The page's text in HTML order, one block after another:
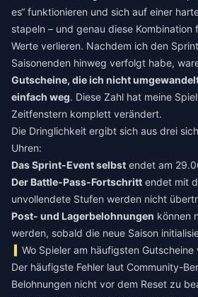
es“ funktionieren und sich auf einer
stapeln – und genau diese
Werte verlieren. Nachdem ich den
Saisonenden hinweg verfolgt habe,
Gutscheine, die ich nicht
einfach weg. Diese Zahl hat meine
Zeitfenstern komplett verändert.
Die Dringlichkeit ergibt sich aus drei
Uhren:
Das Sprint-Event selbst endet am
Der Battle-Pass-Fortschritt endet mit
unvollendete Stufen werden nicht
Post- und Lagerbelohnungen können
werden, sobald die neue Saison
Wo Spieler am häufigsten
Der häufigste Fehler laut Community-
Belohnungen nicht vor dem Reset zu